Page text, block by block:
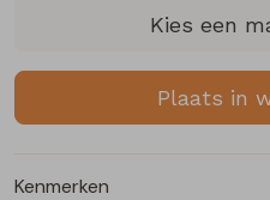
Bermuda's
Kies een
Plaats in
Kenmerken